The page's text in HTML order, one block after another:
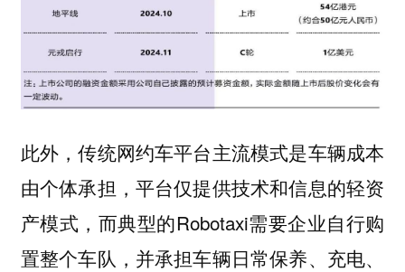
此外，传统网约车平台主流模式是车辆成本
由个体承担，平台仅提供技术和信息的轻资
产模式，而典型的Robotaxi需要企业自行购
置整个车队，并承担车辆日常保养、充电、